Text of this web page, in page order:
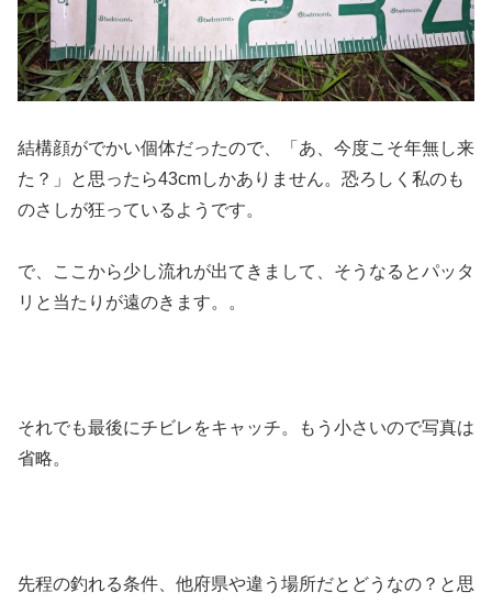
結構顔がでかい個体だったので、「あ、今度こそ年無し来
た？」と思ったら43cmしかありません。恐ろしく私のも
のさしが狂っているようです。
で、ここから少し流れが出てきまして、そうなるとパッタ
リと当たりが遠のきます。。
それでも最後にチビレをキャッチ。もう小さいので写真は
省略。
先程の釣れる条件、他府県や違う場所だとどうなの？と思